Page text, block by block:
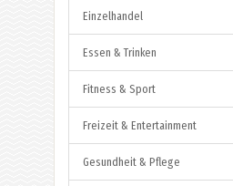
Einzelhandel
Essen & Trinken
Fitness & Sport
Freizeit & Entertainment
Gesundheit & Pflege